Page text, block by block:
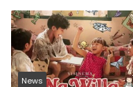
News